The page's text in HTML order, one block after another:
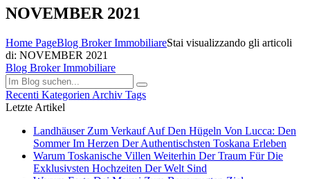
NOVEMBER 2021
Home PageBlog Broker ImmobiliareStai visualizzando gli articoli
di: NOVEMBER 2021
Blog Broker Immobiliare
Recenti Kategorien Archiv Tags
Letzte Artikel
Landhäuser Zum Verkauf Auf Den Hügeln Von Lucca: Den
Sommer Im Herzen Der Authentischsten Toskana Erleben
Warum Toskanische Villen Weiterhin Der Traum Für Die
Exklusivsten Hochzeiten Der Welt Sind